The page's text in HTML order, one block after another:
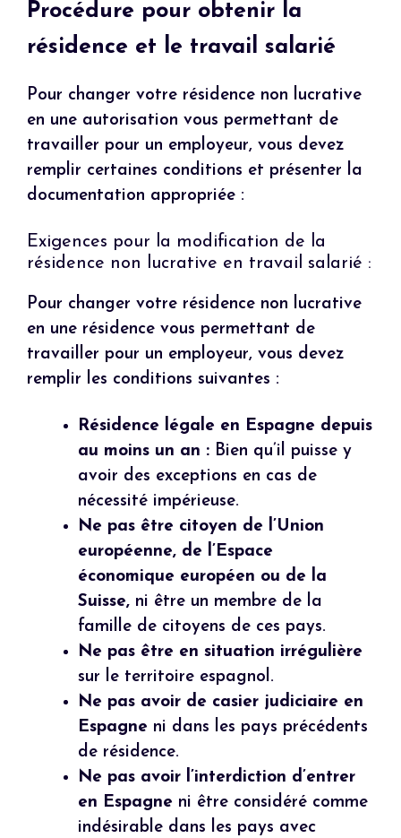
Procédure pour obtenir la
résidence et le travail salarié
Pour changer votre résidence non lucrative
en une autorisation vous permettant de
travailler pour un employeur, vous devez
remplir certaines conditions et présenter la
documentation appropriée :
Exigences pour la modification de la
résidence non lucrative en travail salarié :
Pour changer votre résidence non lucrative
en une résidence vous permettant de
travailler pour un employeur, vous devez
remplir les conditions suivantes :
Résidence légale en Espagne depuis
au moins un an : Bien qu’il puisse y
avoir des exceptions en cas de
nécessité impérieuse.
Ne pas être citoyen de l’Union
européenne, de l’Espace
économique européen ou de la
Suisse, ni être un membre de la
famille de citoyens de ces pays.
Ne pas être en situation irrégulière
sur le territoire espagnol.
Ne pas avoir de casier judiciaire en
Espagne ni dans les pays précédents
de résidence.
Ne pas avoir l’interdiction d’entrer
en Espagne ni être considéré comme
indésirable dans les pays avec